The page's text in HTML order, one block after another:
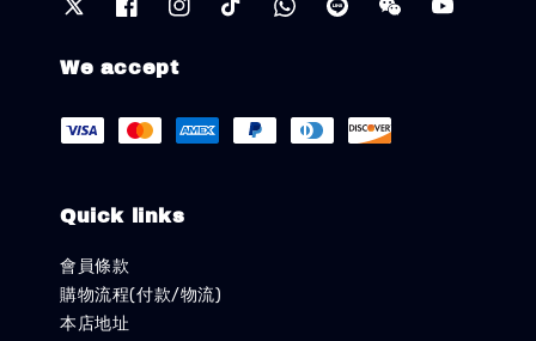
We accept
Quick links
會員條款
購物流程(付款/物流)
本店地址